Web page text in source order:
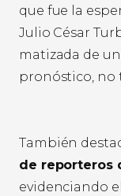
que fue la
Julio César
matizada de
pronóstico, no
También
de reporteros
evidenciando